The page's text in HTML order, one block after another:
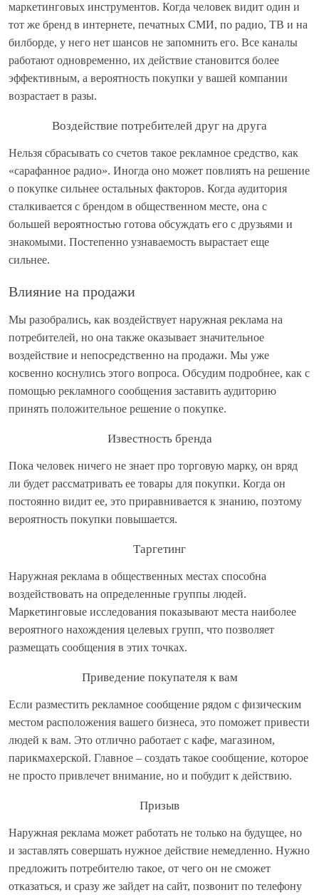
маркетинговых инструментов. Когда человек видит один и
тот же бренд в интернете, печатных СМИ, по радио, ТВ и на
билборде, у него нет шансов не запомнить его. Все каналы
работают одновременно, их действие становится более
эффективным, а вероятность покупки у вашей компании
возрастает в разы.
Воздействие потребителей друг на друга
Нельзя сбрасывать со счетов такое рекламное средство, как
«сарафанное радио». Иногда оно может повлиять на решение
о покупке сильнее остальных факторов. Когда аудитория
сталкивается с брендом в общественном месте, она с
большей вероятностью готова обсуждать его с друзьями и
знакомыми. Постепенно узнаваемость вырастает еще
сильнее.
Влияние на продажи
Мы разобрались, как воздействует наружная реклама на
потребителей, но она также оказывает значительное
воздействие и непосредственно на продажи. Мы уже
косвенно коснулись этого вопроса. Обсудим подробнее, как с
помощью рекламного сообщения заставить аудиторию
принять положительное решение о покупке.
Известность бренда
Пока человек ничего не знает про торговую марку, он вряд
ли будет рассматривать ее товары для покупки. Когда он
постоянно видит ее, это приравнивается к знанию, поэтому
вероятность покупки повышается.
Таргетинг
Наружная реклама в общественных местах способна
воздействовать на определенные группы людей.
Маркетинговые исследования показывают места наиболее
вероятного нахождения целевых групп, что позволяет
размещать сообщения в этих точках.
Приведение покупателя к вам
Если разместить рекламное сообщение рядом с физическим
местом расположения вашего бизнеса, это поможет привести
людей к вам. Это отлично работает с кафе, магазином,
парикмахерской. Главное – создать такое сообщение, которое
не просто привлечет внимание, но и побудит к действию.
Призыв
Наружная реклама может работать не только на будущее, но
и заставлять совершать нужное действие немедленно. Нужно
предложить потребителю такое, от чего он не сможет
отказаться, и сразу же зайдет на сайт, позвонит по телефону